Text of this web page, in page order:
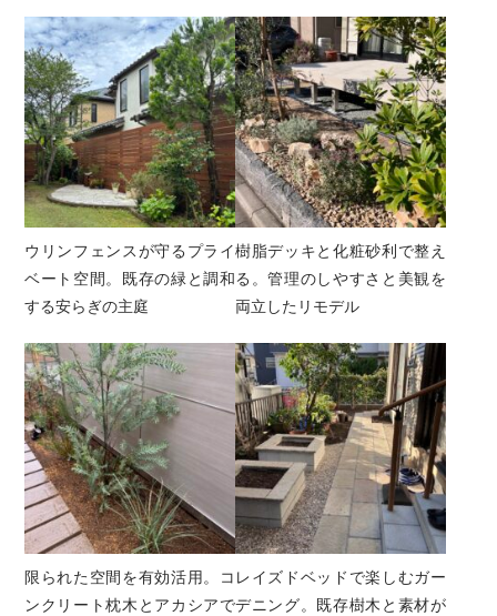
ウリンフェンスが守るプライ
ベート空間。既存の緑と調和
する安らぎの主庭
樹脂デッキと化粧砂利で整え
る。管理のしやすさと美観を
両立したリモデル
限られた空間を有効活用。コ
ンクリート枕木とアカシアで
レイズドベッドで楽しむガー
デニング。既存樹木と素材が